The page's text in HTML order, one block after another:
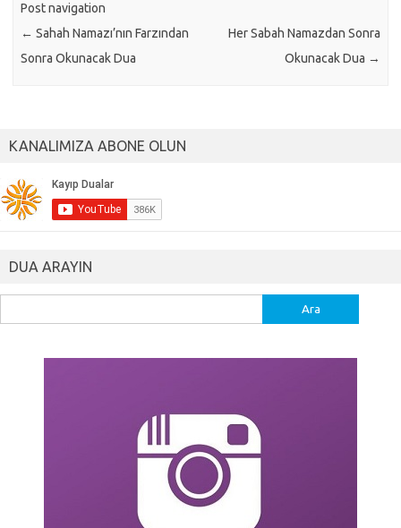
Post navigation
← Sahah Namazı’nın Farzından
Sonra Okunacak Dua
Her Sabah Namazdan Sonra
Okunacak Dua →
KANALIMIZA ABONE OLUN
DUA ARAYIN